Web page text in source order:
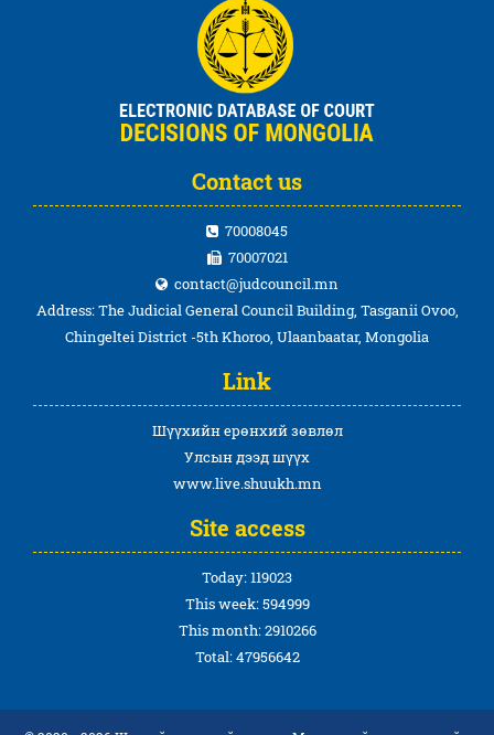
Contact us
70008045
70007021
contact@judcouncil.mn
Address: The Judicial General Council Building, Tasganii Ovoo,
Chingeltei District -5th Khoroo, Ulaanbaatar, Mongolia
Link
Шүүхийн ерөнхий зөвлөл
Улсын дээд шүүх
www.live.shuukh.mn
Site access
Today: 119023
This week: 594999
This month: 2910266
Total: 47956642